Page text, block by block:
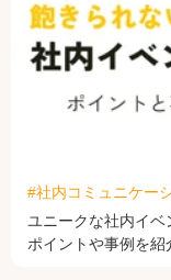
ユニークな社内イ
ポイントや事例を紹
#社内コミュニケー